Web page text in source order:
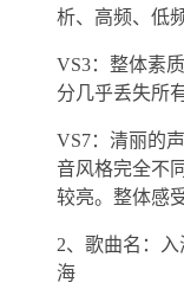
析、高频、低
VS3：整体素
分几乎丢失所
VS7：清丽的
音风格完全不
较亮。整体感
2、歌曲名：
海